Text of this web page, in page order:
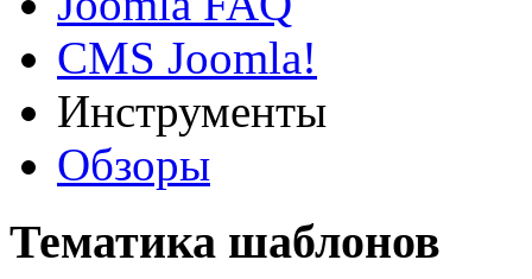
CMS Joomla!
Инструменты
Обзоры
Тематика шаблонов